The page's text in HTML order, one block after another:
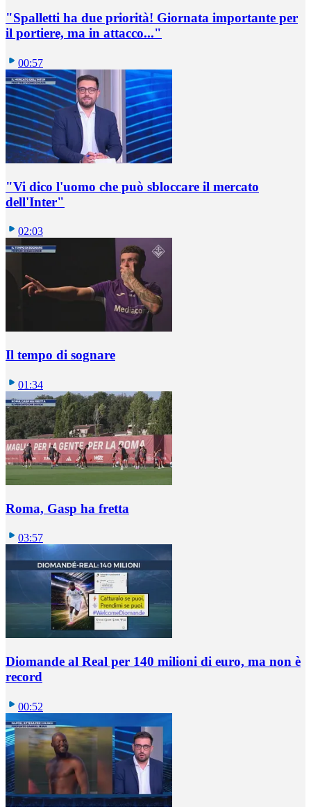
"Spalletti ha due priorità! Giornata importante per
il portiere, ma in attacco..."
00:57
"Vi dico l'uomo che può sbloccare il mercato
dell'Inter"
02:03
Il tempo di sognare
01:34
Roma, Gasp ha fretta
03:57
Diomande al Real per 140 milioni di euro, ma non è
record
00:52